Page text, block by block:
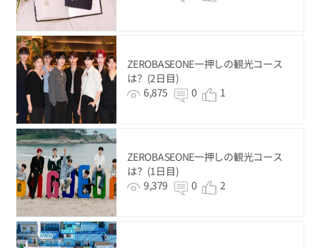
ZEROBASEONE一押しの観光コース
は？(2日目)
6,875
0 1
ZEROBASEONE一押しの観光コース
は？(1日目)
9,379
0 2